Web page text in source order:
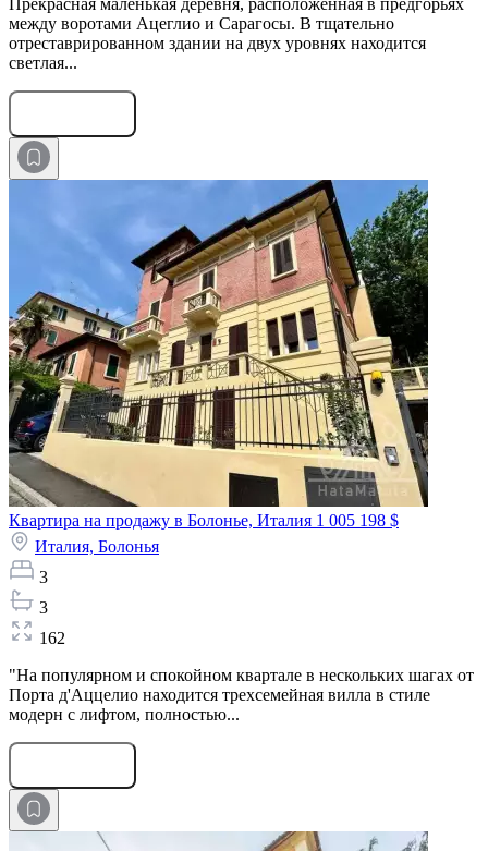
между воротами Ацеглио и Сарагосы. В тщательно
отреставрированном здании на двух уровнях находится
светлая...
Квартира на продажу в Болонье, Италия 1 005 198 $
Италия, Болонья
3
3
162
"На популярном и спокойном квартале в нескольких шагах от
Порта д'Аццелио находится трехсемейная вилла в стиле
модерн с лифтом, полностью...